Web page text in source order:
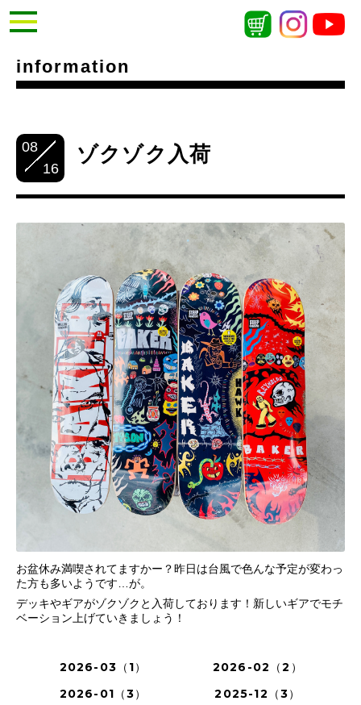
information
08
16
ゾクゾク入荷
お盆休み満喫されてますかー？昨日は台風で色んな予定が変わっ
た方も多いようです…が。
デッキやギアがゾクゾクと入荷しております！新しいギアでモチ
ベーション上げていきましょう！
2026-03（1）
2026-02（2）
2026-01（3）
2025-12（3）